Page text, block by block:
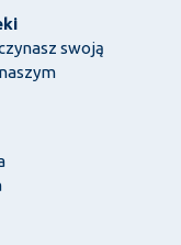
swoją